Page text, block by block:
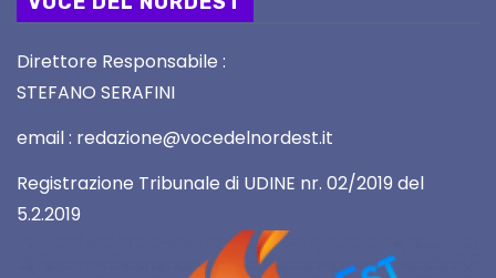
Direttore Responsabile :
STEFANO SERAFINI
email : redazione@vocedelnordest.it
Registrazione Tribunale di UDINE nr. 02/2019 del
5.2.2019